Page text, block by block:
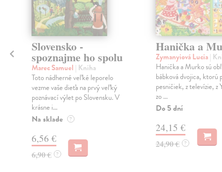
Slovensko -
spoznajme ho spolu
Marec Samuel | Kniha
Toto nádherné veľké leporelo
vezme vaše dieťa na prvý veľký
poznávací výlet po Slovensku. V
krásne i...
Na sklade ?
6,56 €
6,90 € ?
Hanička a
Zymanyiová Lucia|
Hanička a Murko sú
bábková dvojica, ktorú
pesničiek, z televízie, z
zo ...
Do 5 dní
24,15 €
24,90 € ?